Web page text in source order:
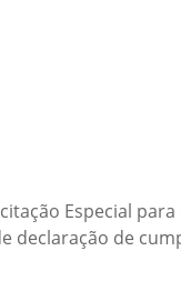
Especial
declaração de